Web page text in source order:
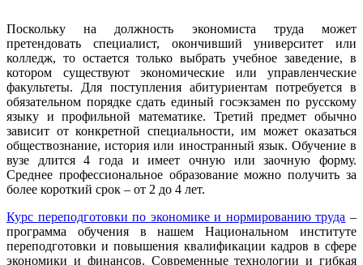
Поскольку на должность экономиста труда может
претендовать специалист, окончивший университет или
колледж, то остается только выбрать учебное заведение, в
котором существуют экономические или управленческие
факультеты. Для поступления абитуриентам потребуется в
обязательном порядке сдать единый госэкзамен по русскому
языку и профильной математике. Третий предмет обычно
зависит от конкретной специальности, им может оказаться
обществознание, история или иностранный язык. Обучение в
вузе длится 4 года и имеет очную или заочную форму.
Среднее профессиональное образование можно получить за
более короткий срок – от 2 до 4 лет.
Курс переподготовки по экономике и нормированию труда –
программа обучения в нашем Национальном институте
переподготовки и повышения квалификации кадров в сфере
экономики и финансов. Современные технологии и гибкая